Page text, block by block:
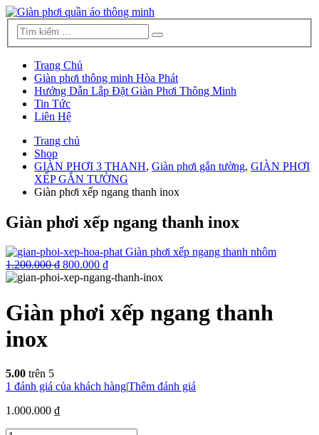
Trang Chủ
Giàn phơi thông minh Hòa Phát
Hướng Dẫn Lắp Đặt Giàn Phơi Thông Minh
Tin Tức
Liên Hệ
Trang chủ
Shop
GIÀN PHƠI 3 THANH, Giàn phơi gắn tường, GIÀN PHƠI
XẾP GẮN TƯỜNG
Giàn phơi xếp ngang thanh inox
Giàn phơi xếp ngang thanh inox
Giàn phơi xếp ngang thanh nhôm
1.200.000 ₫ 800.000 ₫
Giàn phơi xếp ngang thanh
inox
5.00 trên 5
1 đánh giá của khách hàng|Thêm đánh giá
1.000.000 ₫